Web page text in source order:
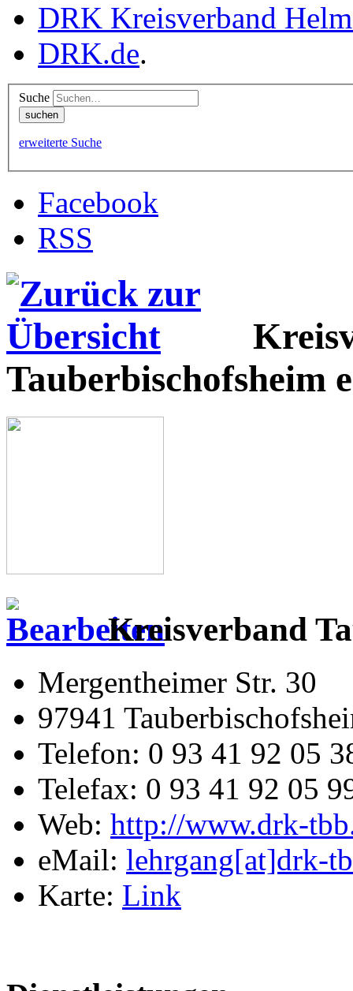
DRK Kreisverband
DRK.de.
Suche
erweiterte Suche
Facebook
RSS
Tauberbischofsheim
Kreisverband
Mergentheimer Str. 30
97941
Telefon: 0 93 41 92 05
Telefax: 0 93 41 92 05
Web: http://www.drk-
eMail: lehrgang[at]drk-
Karte: Link